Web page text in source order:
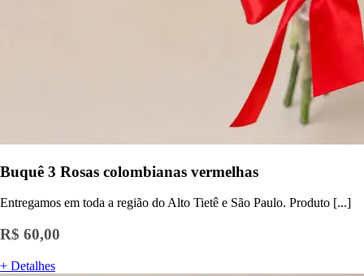
Buquê 3 Rosas colombianas vermelhas
Entregamos em toda a região do Alto Tietê e São Paulo. Produto [...]
R$ 60,00
+ Detalhes